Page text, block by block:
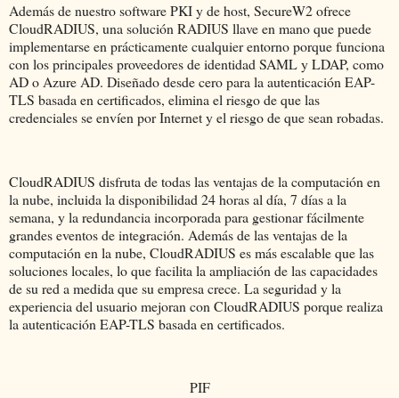
Además de nuestro software PKI y de host, SecureW2 ofrece
CloudRADIUS, una solución RADIUS llave en mano que puede
implementarse en prácticamente cualquier entorno porque funciona
con los principales proveedores de identidad SAML y LDAP, como
AD o Azure AD. Diseñado desde cero para la autenticación EAP-
TLS basada en certificados, elimina el riesgo de que las
credenciales se envíen por Internet y el riesgo de que sean robadas.
CloudRADIUS disfruta de todas las ventajas de la computación en
la nube, incluida la disponibilidad 24 horas al día, 7 días a la
semana, y la redundancia incorporada para gestionar fácilmente
grandes eventos de integración. Además de las ventajas de la
computación en la nube, CloudRADIUS es más escalable que las
soluciones locales, lo que facilita la ampliación de las capacidades
de su red a medida que su empresa crece. La seguridad y la
experiencia del usuario mejoran con CloudRADIUS porque realiza
la autenticación EAP-TLS basada en certificados.
PIF